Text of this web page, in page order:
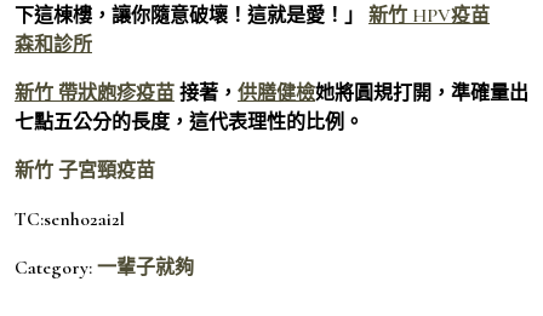
下這棟樓，讓你隨意破壞！這就是愛！」 新竹 HPV疫苗
森和診所
新竹 帶狀皰疹疫苗 接著， 供膳健檢她將圓規打開，準確量出
七點五公分的長度，這代表理性的比例。
新竹 子宮頸疫苗
TC:senho2ai2l
Category: 一輩子就夠